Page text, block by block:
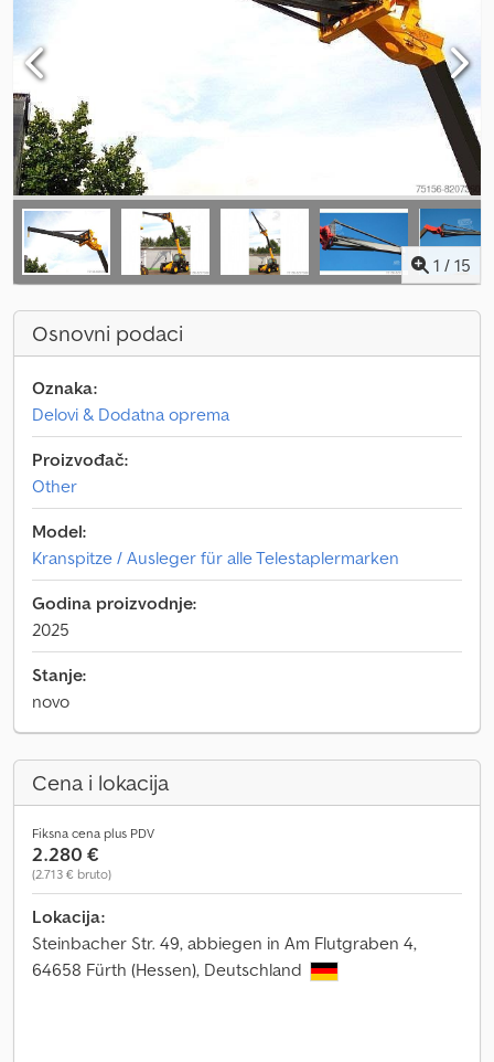
1 / 15
Osnovni podaci
Oznaka:
Delovi & Dodatna oprema
Proizvođač:
Other
Model:
Kranspitze / Ausleger für alle Telestaplermarken
Godina proizvodnje:
2025
Stanje:
novo
Cena i lokacija
Fiksna cena plus PDV
2.280 €
(2.713 € bruto)
Lokacija:
Steinbacher Str. 49, abbiegen in Am Flutgraben 4,
64658 Fürth (Hessen), Deutschland